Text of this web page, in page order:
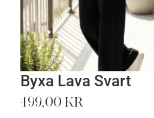
Byxa Lava Svart
499,00 kr